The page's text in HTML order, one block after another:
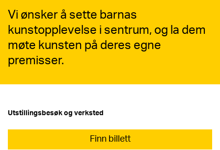
Vi ønsker å sette barnas
kunstopplevelse i sentrum, og la dem
møte kunsten på deres egne
premisser.
Utstillingsbesøk og verksted
Finn billett